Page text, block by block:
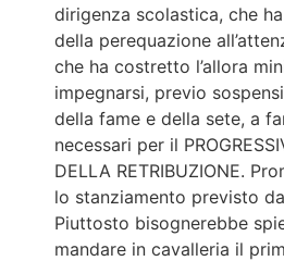
dirigenza scolastica, che
della perequazione
che ha costretto l’allora
impegnarsi, previo
della fame e della sete, a
necessari per il
DELLA RETRIBUZIONE.
lo stanziamento previsto
Piuttosto bisognerebbe
mandare in cavalleria il